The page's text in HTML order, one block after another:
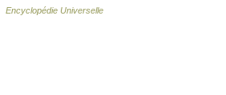
Encyclopédie Universelle